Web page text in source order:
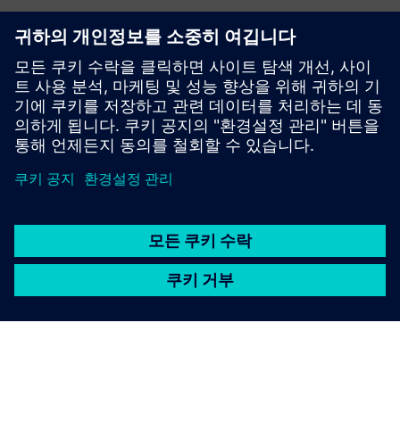
능)
장비 = 회전식
연결성 (4G, 와이파이, 랜)
SAM4 하드웨어 (데이터 수집 장치)